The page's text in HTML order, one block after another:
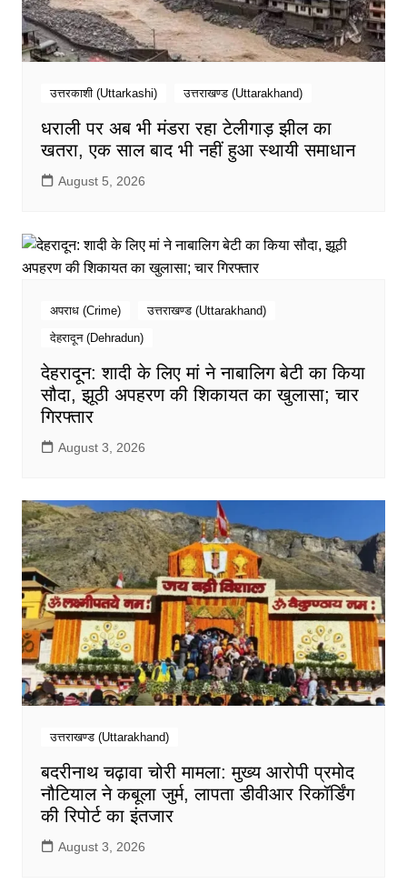
उत्तरकाशी (Uttarkashi) उत्तराखण्ड (Uttarakhand)
धराली पर अब भी मंडरा रहा टेलीगाड़ झील का
खतरा, एक साल बाद भी नहीं हुआ स्थायी समाधान
August 5, 2026
अपराध (Crime)
उत्तराखण्ड (Uttarakhand)
देहरादून (Dehradun)
देहरादून: शादी के लिए मां ने नाबालिग बेटी का किया
सौदा, झूठी अपहरण की शिकायत का खुलासा; चार
गिरफ्तार
August 3, 2026
उत्तराखण्ड (Uttarakhand)
बदरीनाथ चढ़ावा चोरी मामला: मुख्य आरोपी प्रमोद
नौटियाल ने कबूला जुर्म, लापता डीवीआर रिकॉर्डिंग
की रिपोर्ट का इंतजार
August 3, 2026